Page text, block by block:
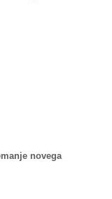
novega